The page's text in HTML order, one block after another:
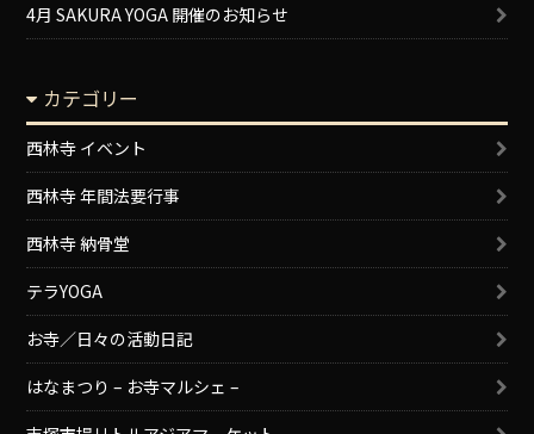
4月 SAKURA YOGA 開催のお知らせ
カテゴリー
西林寺 イベント
西林寺 年間法要行事
西林寺 納骨堂
テラYOGA
お寺／日々の活動日記
はなまつり – お寺マルシェ –